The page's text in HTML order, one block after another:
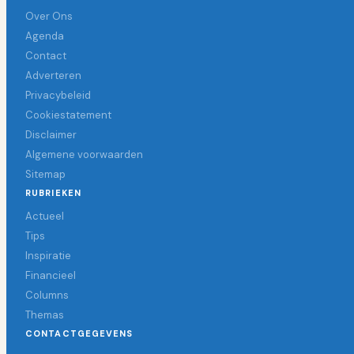
Over Ons
Agenda
Contact
Adverteren
Privacybeleid
Cookiestatement
Disclaimer
Algemene voorwaarden
Sitemap
RUBRIEKEN
Actueel
Tips
Inspiratie
Financieel
Columns
Themas
CONTACTGEGEVENS